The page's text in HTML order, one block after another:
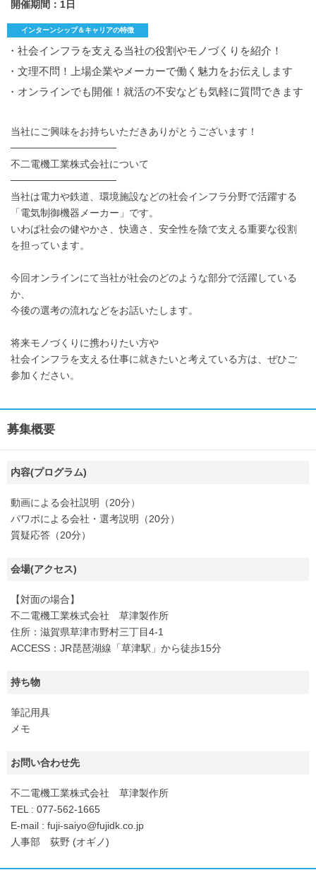
開催期間：1日
インターンシップ＆キャリアの特徴
・社会インフラを支える当社の役割やモノづくりを紹介！
・文理不問！上場企業やメーカーで働く魅力をお伝えします
・オンラインでも開催！就活の不安なども気軽に質問できます
当社にご興味をお持ちいただきありがとうございます！
───────────────
不二電機工業株式会社について
───────────────
当社は電力や鉄道、環境施設などの社会インフラ分野で活躍する
「電気制御機器メーカー」です。
いわば社会の健やかさ、快適さ、安全性を陰で支える重要な役割
を担っています。
今回オンラインにて当社が社会のどのような部分で活躍している
か、
今後の選考の流れなどをお話いたします。
将来モノづくりに携わりたい方や
社会インフラを支える仕事に就きたいと考えている方は、ぜひご
参加ください。
募集概要
内容(プログラム)
動画による会社説明（20分）
パワポによる会社・選考説明（20分）
質疑応答（20分）
会場(アクセス)
【対面の場合】
不二電機工業株式会社 草津製作所
住所：滋賀県草津市野村三丁目4-1
ACCESS：JR琵琶湖線「草津駅」から徒歩15分
持ち物
筆記用具
メモ
お問い合わせ先
不二電機工業株式会社 草津製作所
TEL : 077-562-1665
E-mail : fuji-saiyo@fujidk.co.jp
人事部 荻野 (オギノ)